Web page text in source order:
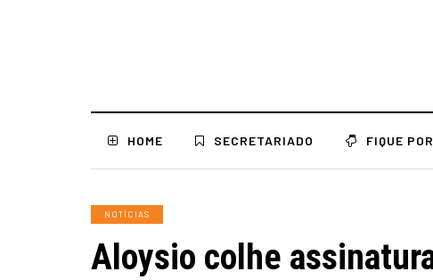
HOME SECRETARIADO FIQUE
NOTÍCIAS
Aloysio colhe